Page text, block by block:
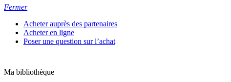
Fermer
Acheter auprès des partenaires
Acheter en ligne
Poser une question sur l’achat
Ma bibliothèque